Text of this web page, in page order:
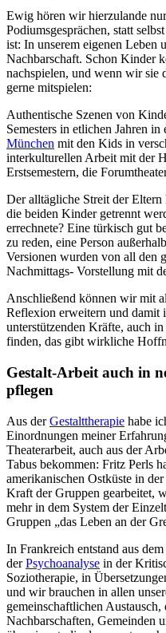
Ewig hören wir hierzulande
Podiumsgesprächen, statt
ist: In unserem eigenen
Nachbarschaft. Schon Kinder
nachspielen, und wenn wir sie
gerne mitspielen:
Authentische Szenen von
Semesters in etlichen Jahren
München mit den Kids in
interkulturellen Arbeit mit der
Erstsemestern, die
Der alltägliche Streit der
die beiden Kinder getrennt
errechnete? Eine türkisch gut
zu reden, eine Person
Versionen wurden von all den
Nachmittags- Vorstellung mit
Anschließend können wir mit
Reflexion erweitern und damit
unterstützenden Kräfte, auch
finden, das gibt wirkliche
Gestalt-Arbeit auch in
pflegen
Aus derGestalttherapie habe
Einordnungen meiner
Theaterarbeit, auch aus der
Tabus bekommen: Fritz Perls
amerikanischen Ostküste in
Kraft der Gruppen gearbeitet,
mehr in dem System der
Gruppen „das Leben an der
In Frankreich entstand aus
derPsychoanalyse in der
Soziotherapie, in
und wir brauchen in allen
gemeinschaftlichen
Nachbarschaften, Gemeinden